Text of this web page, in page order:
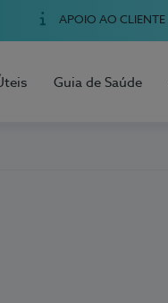
APOIO AO CLIENTE
Guia de Saúde